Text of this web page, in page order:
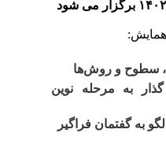
سطوح و روش‌ها
به مرحله نوین
به گفتمان فراگیر